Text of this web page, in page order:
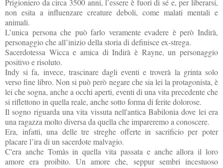
non esita a influenzare creature deboli, come malati mentali e
animali.
L’unica persona che può farlo veramente evadere è però Indirà,
personaggio che all’inizio della storia di definisce ex-strega.
Sacerdotessa Wicca e amica di Indirà è Rayne, un personaggio
positivo e risoluto.
Indy si fa, invece, trascinare dagli eventi e troverà la grinta solo
verso fine libro. Non si può però negare che sia lei la protagonista, è
lei che sogna, anche a occhi aperti, eventi di una vita precedente che
si riflettono in quella reale, anche sotto forma di ferite dolorose.
Il sogno riguarda una vita vissuta nell'antica Babilonia dove lei era
una ragazza molto diversa da quella che impareremo a conoscere.
Era, infatti, una delle tre streghe offerte in sacrificio per poter
placare l’ira di un sacerdote malvagio.
C'era anche Tomàs in quella vita passata e anche allora il loro
amore era proibito. Un amore che, seppur sembri incestuoso